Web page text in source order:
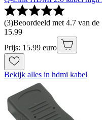
(3)Beoordeeld met 4.7 van
15.99
Prijs: 15.99 euro
Bekijk alles in hdmi kabel